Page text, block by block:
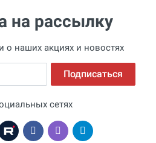
на рассылку
о наших акциях и новостях
Подписаться
сетях